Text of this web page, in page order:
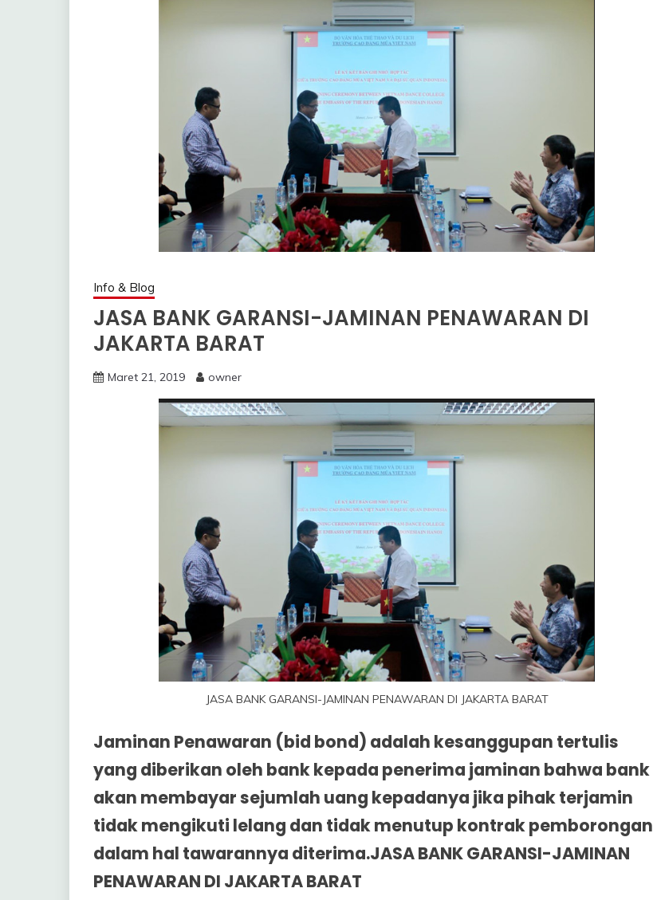
Info & Blog
JASA BANK GARANSI-JAMINAN PENAWARAN DI
JAKARTA BARAT
Maret 21, 2019 owner
JASA BANK GARANSI-JAMINAN PENAWARAN DI JAKARTA BARAT
Jaminan Penawaran (bid bond) adalah kesanggupan tertulis
yang diberikan oleh bank kepada penerima jaminan bahwa bank
akan membayar sejumlah uang kepadanya jika pihak terjamin
tidak mengikuti lelang dan tidak menutup kontrak pemborongan
dalam hal tawarannya diterima.JASA BANK GARANSI-JAMINAN
PENAWARAN DI JAKARTA BARAT